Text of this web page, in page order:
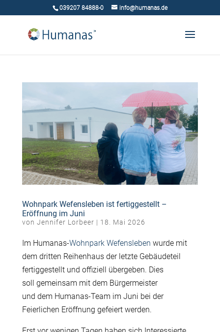
039207 84888-0 info@humanas.de
Wohnpark Wefensleben ist fertiggestellt –
Eröffnung im Juni
von Jennifer Lorbeer | 18. Mai 2026
Im Humanas-Wohnpark Wefensleben wurde mit
dem dritten Reihenhaus der letzte Gebäudeteil
fertiggestellt und offiziell übergeben. Dies
soll gemeinsam mit dem Bürgermeister
und dem Humanas-Team im Juni bei der
Feierlichen Eröffnung gefeiert werden.